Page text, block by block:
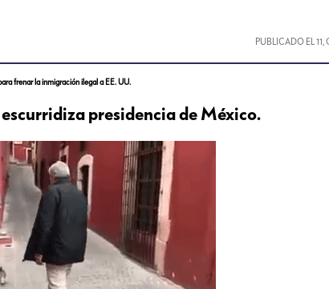
PUBLICADO EL11,
frenar la inmigración ilegal a EE. UU.
presidencia de México.